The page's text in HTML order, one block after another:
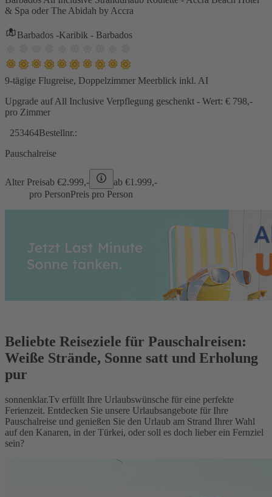
& Spa oder The Abidah by Accra
Barbados -Karibik - Barbados
9-tägige Flugreise, Doppelzimmer Meerblick inkl. AI
Upgrade auf All Inclusive Verpflegung geschenkt - Wert: € 798,-
pro Zimmer
253464Bestellnr.:
Pauschalreise
Alter Preisab €2.999,- ab €1.999,-
pro PersonPreis pro Person
Beliebte Reiseziele für Pauschalreisen:
Weiße Strände, Sonne satt und Erholung
pur
sonnenklar.Tv erfüllt Ihre Urlaubswünsche für eine perfekte
Ferienzeit. Entdecken Sie unsere Urlaubsangebote für Ihre
Pauschalreise und genießen Sie den Urlaub am Strand Ihrer Wahl
auf den Kanaren, in der Türkei, oder soll es doch lieber ein Fernziel
sein?